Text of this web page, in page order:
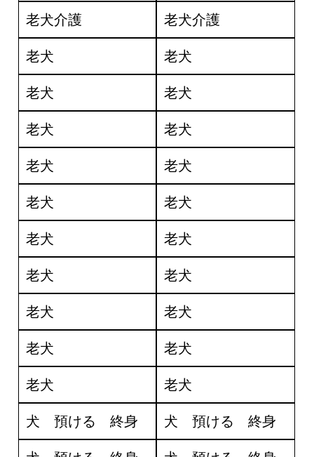
老犬介護 老犬介護
老犬 老犬
老犬 老犬
老犬 老犬
老犬 老犬
老犬 老犬
老犬 老犬
老犬 老犬
老犬 老犬
老犬 老犬
老犬 老犬
犬 預ける 終身 犬 預ける 終身